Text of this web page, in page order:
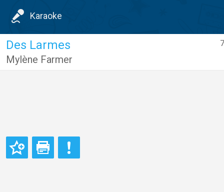
Karaoke
Des Larmes
Mylène Farmer